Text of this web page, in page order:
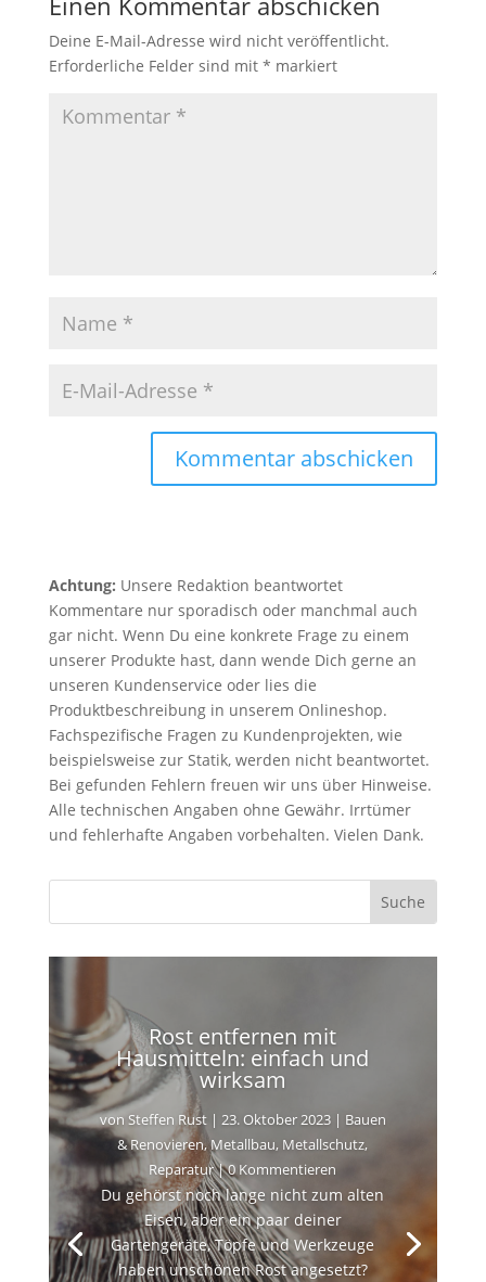
Deine E-Mail-Adresse wird nicht veröffentlicht.
Erforderliche Felder sind mit * markiert
Kommentar abschicken
Achtung: Unsere Redaktion beantwortet
Kommentare nur sporadisch oder manchmal auch
gar nicht. Wenn Du eine konkrete Frage zu einem
unserer Produkte hast, dann wende Dich gerne an
unseren Kundenservice oder lies die
Produktbeschreibung in unserem Onlineshop.
Fachspezifische Fragen zu Kundenprojekten, wie
beispielsweise zur Statik, werden nicht beantwortet.
Bei gefunden Fehlern freuen wir uns über Hinweise.
Alle technischen Angaben ohne Gewähr. Irrtümer
und fehlerhafte Angaben vorbehalten. Vielen Dank.
Rost entfernen mit
Hausmitteln: einfach und
wirksam
vonSteffen Rust| 23. Oktober 2023| Bauen
& Renovieren,Metallbau, Metallschutz,
Reparatur| 0 Kommentieren
Du gehörst noch lange nicht zum alten
Eisen, aber ein paar deiner
Gartengeräte, Töpfe und Werkzeuge
haben unschönen Rost angesetzt?